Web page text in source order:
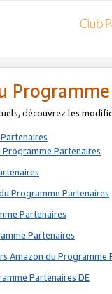
découvrez les
Partenaires
Programme Partenaires
Partenaires
Partenaires
Amazon du Programme
Partenaires DE